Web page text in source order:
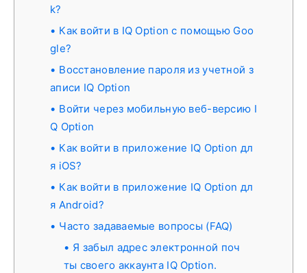
k?
Как войти в IQ Option с помощью Goo
gle?
Восстановление пароля из учетной з
аписи IQ Option
Войти через мобильную веб-версию I
Q Option
Как войти в приложение IQ Option дл
я iOS?
Как войти в приложение IQ Option дл
я Android?
Часто задаваемые вопросы (FAQ)
Я забыл адрес электронной поч
ты своего аккаунта IQ Option.